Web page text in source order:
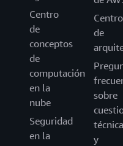
Centro
de
conceptos
de
computación
en la
nube
Seguridad
en la
Centro
de
sobre
y